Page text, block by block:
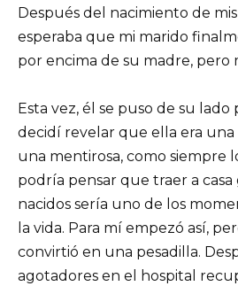
Después del nacimiento de
esperaba que mi marido
por encima de su madre, pero
Esta vez, él se puso de su
decidí revelar que ella era
una mentirosa, como siempre
podría pensar que traer a
nacidos sería uno de los
la vida. Para mí empezó así,
convirtió en una pesadilla.
agotadores en el hospital